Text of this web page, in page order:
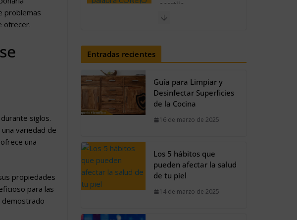
problemas
ofrecer.
siglos.
variedad de
una
propiedades
para las
demostrado
superar el acertijo:
2023
Así se verían los
personajes de Shrek
oscura
Entradas recientes
Guía para Limpiar y
Desinfectar Superficies
de la Cocina
16 de marzo de 2025
Los 5 hábitos que
pueden afectar la salud
de tu piel
14 de marzo de 2025